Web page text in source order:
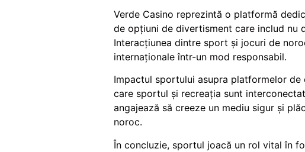
Verde Casino reprezintă o platformă
de opțiuni de divertisment care includ nu
Interacțiunea dintre sport și jocuri de
internaționale într-un mod responsabil.
Impactul sportului asupra platformelor
care sportul și recreația sunt
angajează să creeze un mediu sigur și
noroc.
În concluzie, sportul joacă un rol vital în